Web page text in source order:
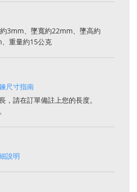
3mm、墜寬約22mm、墜高約
重量約15公克
尺寸指南
，請在訂單備註上您的長度。
。
說明